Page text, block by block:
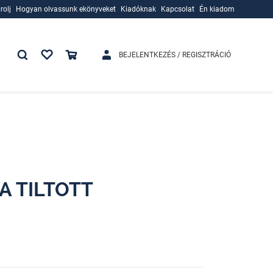
Hogyan olvassunk ekönyveket
Kiadóknak
Kapcsolat Én kiadom
BEJELENTKEZÉS / REGISZTRÁCIÓ
TILTOTT